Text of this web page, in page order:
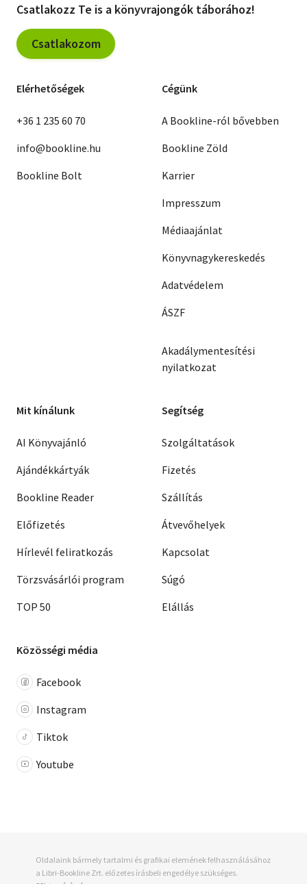
Csatlakozz Te is a könyvrajongók táborához!
Csatlakozom
Elérhetőségek
+36 1 235 60 70
info@bookline.hu
Bookline Bolt
Cégünk
A Bookline-ról bővebben
Bookline Zöld
Karrier
Impresszum
Médiaajánlat
Könyvnagykereskedés
Adatvédelem
ÁSZF
Akadálymentesítési
nyilatkozat
Mit kínálunk
AI Könyvajánló
Ajándékkártyák
Bookline Reader
Előfizetés
Hírlevél feliratkozás
Törzsvásárlói program
TOP 50
Segítség
Szolgáltatások
Fizetés
Szállítás
Átvevőhelyek
Kapcsolat
Súgó
Elállás
Közösségi média
Facebook
Instagram
Tiktok
Youtube
Oldalaink bármely tartalmi és grafikai elemének felhasználásához
a Libri-Bookline Zrt. előzetes írásbeli engedélye szükséges.